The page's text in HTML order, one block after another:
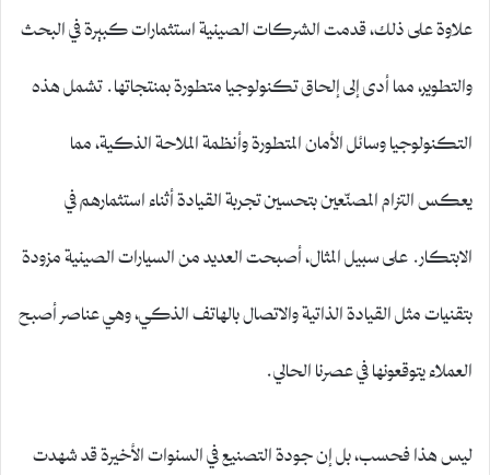
علاوة على ذلك، قدمت الشركات الصينية استثمارات كبيرة في البحث
والتطوير، مما أدى إلى إلحاق تكنولوجيا متطورة بمنتجاتها. تشمل هذه
التكنولوجيا وسائل الأمان المتطورة وأنظمة الملاحة الذكية، مما
يعكس التزام المصنّعين بتحسين تجربة القيادة أثناء استثمارهم في
الابتكار. على سبيل المثال، أصبحت العديد من السيارات الصينية مزودة
بتقنيات مثل القيادة الذاتية والاتصال بالهاتف الذكي، وهي عناصر أصبح
العملاء يتوقعونها في عصرنا الحالي.
ليس هذا فحسب، بل إن جودة التصنيع في السنوات الأخيرة قد شهدت